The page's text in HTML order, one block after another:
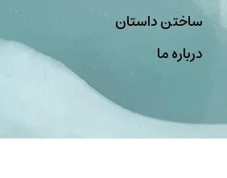
ساختن داستان
درباره ما